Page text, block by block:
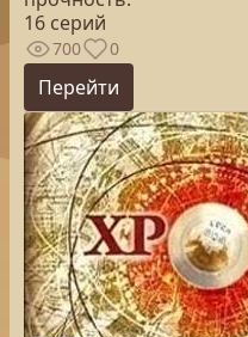
16 серий
700 0
Перейти